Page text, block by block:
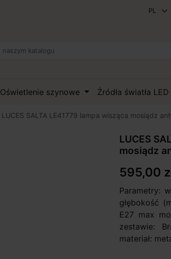
Oświetlenie szynowe Źródła światła LED
LUCES SALTA LE41779 lampa wisząca mosiądz
LUCES
mosiądz
595,00
Parametry:
głębokość
E27 max
zestawie:
materiał: